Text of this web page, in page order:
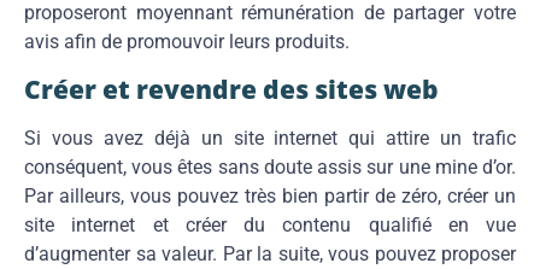
proposeront moyennant rémunération de partager votre
avis afin de promouvoir leurs produits.
Créer et revendre des sites web
Si vous avez déjà un site internet qui attire un trafic
conséquent, vous êtes sans doute assis sur une mine d’or.
Par ailleurs, vous pouvez très bien partir de zéro, créer un
site internet et créer du contenu qualifié en vue
d’augmenter sa valeur. Par la suite, vous pouvez proposer